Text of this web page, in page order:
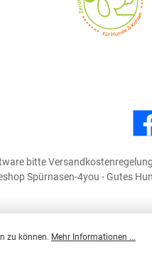
bitte
Spürnasen-4you - Gutes
zu können. Mehr Informationen ...